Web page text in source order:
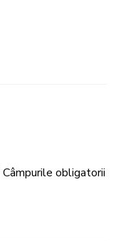
Câmpurile obligatorii